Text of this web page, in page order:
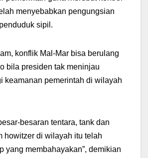
menyebabkan pengungsian
sipil.
konflik Mal-Mar bisa berulang
bila presiden tak meninjau
keamanan pemerintah di wilayah
besaran tentara, tank dan
howitzer di wilayah itu telah
yang membahayakan”, demikian